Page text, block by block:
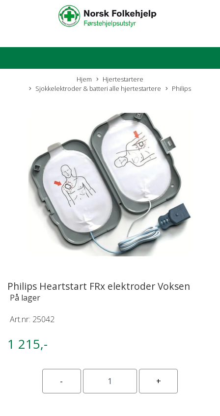
Hjem
Hjertestartere
Sjokkelektroder & batteri alle hjertestartere
Philips
Philips Heartstart FRx elektroder Voksen
På lager
Art.nr: 25042
1 215,-